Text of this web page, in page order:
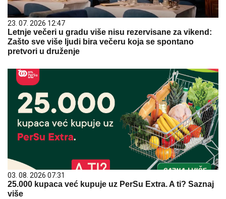
23. 07. 2026 12:47
Letnje večeri u gradu više nisu rezervisane za vikend:
Zašto sve više ljudi bira večeru koja se spontano
pretvori u druženje
03. 08. 2026 07:31
25.000 kupaca već kupuje uz PerSu Extra. A ti? Saznaj
više